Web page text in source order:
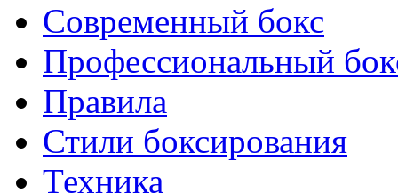
Современный бокс
Профессиональный
Правила
Стили боксирования
Техника